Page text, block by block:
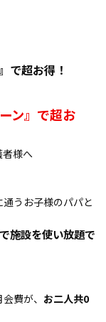
で超お得！
ン』で超お
者様へ
うお子様のパパと
施設を使い放題で
費が、 お二人共0